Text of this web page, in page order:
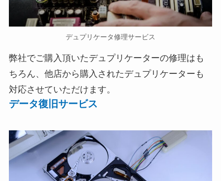
デュプリケータ修理サービス
弊社でご購入頂いたデュプリケーターの修理はも
ちろん、他店から購入されたデュプリケーターも
対応させていただけます。
データ復旧サービス